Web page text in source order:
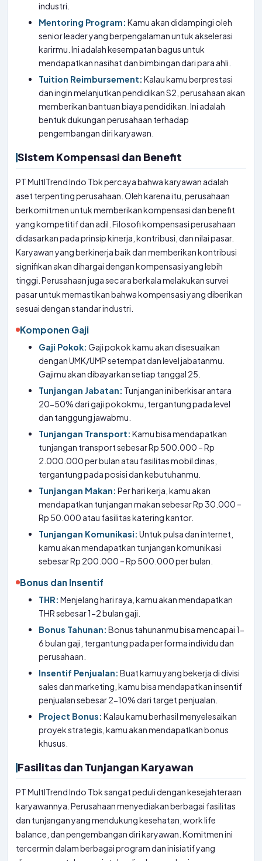
industri.
Mentoring Program: Kamu akan didampingi oleh
senior leader yang berpengalaman untuk akselerasi
karirmu. Ini adalah kesempatan bagus untuk
mendapatkan nasihat dan bimbingan dari para ahli.
Tuition Reimbursement: Kalau kamu berprestasi
dan ingin melanjutkan pendidikan S2, perusahaan akan
memberikan bantuan biaya pendidikan. Ini adalah
bentuk dukungan perusahaan terhadap
pengembangan diri karyawan.
Sistem Kompensasi dan Benefit
PT MultITrend Indo Tbk percaya bahwa karyawan adalah
aset terpenting perusahaan. Oleh karena itu, perusahaan
berkomitmen untuk memberikan kompensasi dan benefit
yang kompetitif dan adil. Filosofi kompensasi perusahaan
didasarkan pada prinsip kinerja, kontribusi, dan nilai pasar.
Karyawan yang berkinerja baik dan memberikan kontribusi
signifikan akan dihargai dengan kompensasi yang lebih
tinggi. Perusahaan juga secara berkala melakukan survei
pasar untuk memastikan bahwa kompensasi yang diberikan
sesuai dengan standar industri.
Komponen Gaji
Gaji Pokok: Gaji pokok kamu akan disesuaikan
dengan UMK/UMP setempat dan level jabatanmu.
Gajimu akan dibayarkan setiap tanggal 25.
Tunjangan Jabatan: Tunjangan ini berkisar antara
20-50% dari gaji pokokmu, tergantung pada level
dan tanggung jawabmu.
Tunjangan Transport: Kamu bisa mendapatkan
tunjangan transport sebesar Rp 500.000 – Rp
2.000.000 per bulan atau fasilitas mobil dinas,
tergantung pada posisi dan kebutuhanmu.
Tunjangan Makan: Per hari kerja, kamu akan
mendapatkan tunjangan makan sebesar Rp 30.000 –
Rp 50.000 atau fasilitas katering kantor.
Tunjangan Komunikasi: Untuk pulsa dan internet,
kamu akan mendapatkan tunjangan komunikasi
sebesar Rp 200.000 – Rp 500.000 per bulan.
Bonus dan Insentif
THR: Menjelang hari raya, kamu akan mendapatkan
THR sebesar 1-2 bulan gaji.
Bonus Tahunan: Bonus tahunanmu bisa mencapai 1-
6 bulan gaji, tergantung pada performa individu dan
perusahaan.
Insentif Penjualan: Buat kamu yang bekerja di divisi
sales dan marketing, kamu bisa mendapatkan insentif
penjualan sebesar 2-10% dari target penjualan.
Project Bonus: Kalau kamu berhasil menyelesaikan
proyek strategis, kamu akan mendapatkan bonus
khusus.
Fasilitas dan Tunjangan Karyawan
PT MultITrend Indo Tbk sangat peduli dengan kesejahteraan
karyawannya. Perusahaan menyediakan berbagai fasilitas
dan tunjangan yang mendukung kesehatan, work life
balance, dan pengembangan diri karyawan. Komitmen ini
tercermin dalam berbagai program dan inisiatif yang